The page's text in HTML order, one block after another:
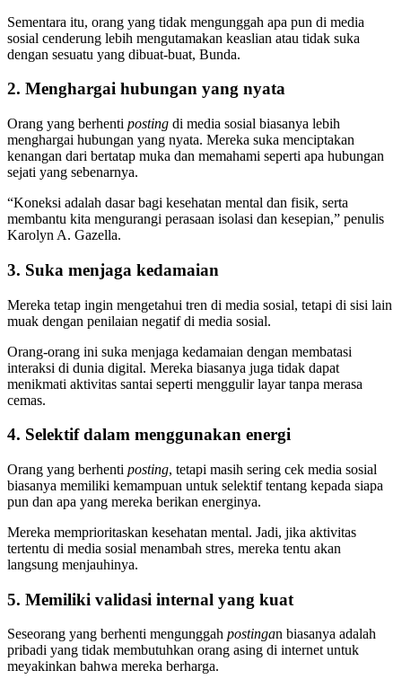
Sementara itu, orang yang tidak mengunggah apa pun di media
sosial cenderung lebih mengutamakan keaslian atau tidak suka
dengan sesuatu yang dibuat-buat, Bunda.
2. Menghargai hubungan yang nyata
Orang yang berhenti posting di media sosial biasanya lebih
menghargai hubungan yang nyata. Mereka suka menciptakan
kenangan dari bertatap muka dan memahami seperti apa hubungan
sejati yang sebenarnya.
“Koneksi adalah dasar bagi kesehatan mental dan fisik, serta
membantu kita mengurangi perasaan isolasi dan kesepian,” penulis
Karolyn A. Gazella.
3. Suka menjaga kedamaian
Mereka tetap ingin mengetahui tren di media sosial, tetapi di sisi lain
muak dengan penilaian negatif di media sosial.
Orang-orang ini suka menjaga kedamaian dengan membatasi
interaksi di dunia digital. Mereka biasanya juga tidak dapat
menikmati aktivitas santai seperti menggulir layar tanpa merasa
cemas.
4. Selektif dalam menggunakan energi
Orang yang berhenti posting, tetapi masih sering cek media sosial
biasanya memiliki kemampuan untuk selektif tentang kepada siapa
pun dan apa yang mereka berikan energinya.
Mereka memprioritaskan kesehatan mental. Jadi, jika aktivitas
tertentu di media sosial menambah stres, mereka tentu akan
langsung menjauhinya.
5. Memiliki validasi internal yang kuat
Seseorang yang berhenti mengunggah postingan biasanya adalah
pribadi yang tidak membutuhkan orang asing di internet untuk
meyakinkan bahwa mereka berharga.